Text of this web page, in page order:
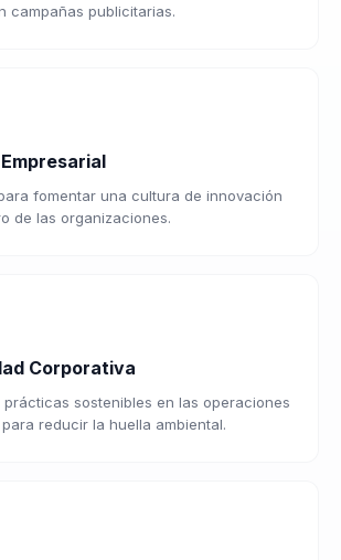
campañas publicitarias.
fomentar una cultura de innovación
de las organizaciones.
Corporativa
sostenibles en las operaciones
reducir la huella ambiental.